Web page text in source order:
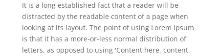
It is a long established fact that a reader will be
distracted by the readable content of a page when
looking at its layout. The point of using Lorem Ipsum
is that it has a more-or-less normal distribution of
letters, as opposed to using 'Content here, content